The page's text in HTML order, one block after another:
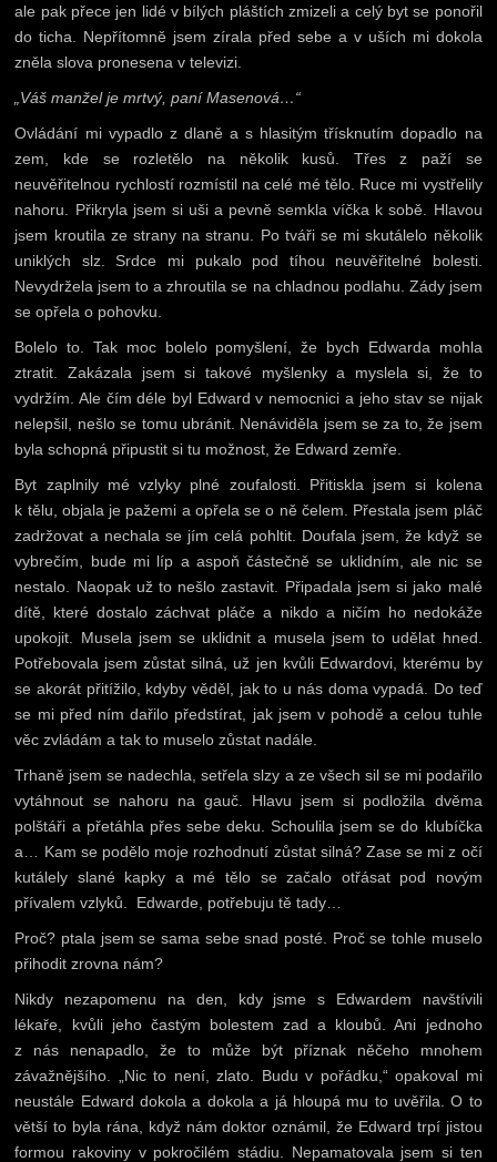
ale pak přece jen lidé v bílých pláštích zmizeli a celý byt se ponořil
do ticha. Nepřítomně jsem zírala před sebe a v uších mi dokola
zněla slova pronesena v televizi.
„Váš manžel je mrtvý, paní Masenová…“
Ovládání mi vypadlo z dlaně a s hlasitým třísknutím dopadlo na
zem, kde se rozletělo na několik kusů. Třes z paží se
neuvěřitelnou rychlostí rozmístil na celé mé tělo. Ruce mi vystřelily
nahoru. Přikryla jsem si uši a pevně semkla víčka k sobě. Hlavou
jsem kroutila ze strany na stranu. Po tváři se mi skutálelo několik
uniklých slz. Srdce mi pukalo pod tíhou neuvěřitelné bolesti.
Nevydržela jsem to a zhroutila se na chladnou podlahu. Zády jsem
se opřela o pohovku.
Bolelo to. Tak moc bolelo pomyšlení, že bych Edwarda mohla
ztratit. Zakázala jsem si takové myšlenky a myslela si, že to
vydržím. Ale čím déle byl Edward v nemocnici a jeho stav se nijak
nelepšil, nešlo se tomu ubránit. Nenáviděla jsem se za to, že jsem
byla schopná připustit si tu možnost, že Edward zemře.
Byt zaplnily mé vzlyky plné zoufalosti. Přitiskla jsem si kolena
k tělu, objala je pažemi a opřela se o ně čelem. Přestala jsem pláč
zadržovat a nechala se jím celá pohltit. Doufala jsem, že když se
vybrečím, bude mi líp a aspoň částečně se uklidním, ale nic se
nestalo. Naopak už to nešlo zastavit. Připadala jsem si jako malé
dítě, které dostalo záchvat pláče a nikdo a ničím ho nedokáže
upokojit. Musela jsem se uklidnit a musela jsem to udělat hned.
Potřebovala jsem zůstat silná, už jen kvůli Edwardovi, kterému by
se akorát přitížilo, kdyby věděl, jak to u nás doma vypadá. Do teď
se mi před ním dařilo předstírat, jak jsem v pohodě a celou tuhle
věc zvládám a tak to muselo zůstat nadále.
Trhaně jsem se nadechla, setřela slzy a ze všech sil se mi podařilo
vytáhnout se nahoru na gauč. Hlavu jsem si podložila dvěma
polštáři a přetáhla přes sebe deku. Schoulila jsem se do klubíčka
a… Kam se podělo moje rozhodnutí zůstat silná? Zase se mi z očí
kutálely slané kapky a mé tělo se začalo otřásat pod novým
přívalem vzlyků. Edwarde, potřebuju tě tady…
Proč? ptala jsem se sama sebe snad posté. Proč se tohle muselo
přihodit zrovna nám?
Nikdy nezapomenu na den, kdy jsme s Edwardem navštívili
lékaře, kvůli jeho častým bolestem zad a kloubů. Ani jednoho
z nás nenapadlo, že to může být příznak něčeho mnohem
závažnějšího. „Nic to není, zlato. Budu v pořádku,“ opakoval mi
neustále Edward dokola a dokola a já hloupá mu to uvěřila. O to
větší to byla rána, když nám doktor oznámil, že Edward trpí jistou
formou rakoviny v pokročilém stádiu. Nepamatovala jsem si ten